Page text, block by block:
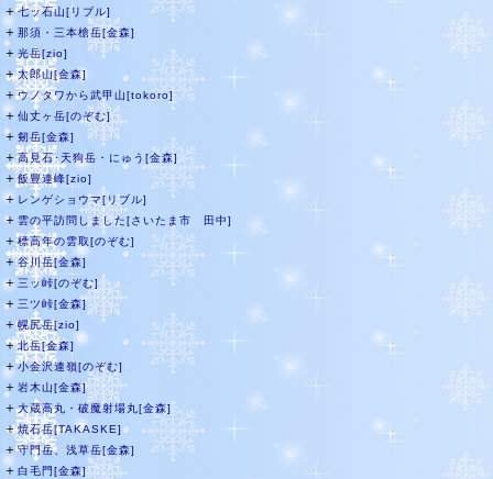
＋七ッ石山[リブル]
＋ 那須・三本槍岳[金森]
＋ 光岳[zio]
＋太郎山[金森]
＋ウノタワから武甲山[tokoro]
＋ 仙丈ヶ岳[のぞむ]
＋ 剱岳[金森]
＋高見石･天狗岳・にゅう[金森]
＋飯豊連峰[zio]
＋ レンゲショウマ[リブル]
＋ 雲の平訪問しました[さいたま市 田中]
＋標高年の雲取[のぞむ]
＋谷川岳[金森]
＋ 三ッ峠[のぞむ]
＋ 三ツ峠[金森]
＋幌尻岳[zio]
＋北岳[金森]
＋小金沢連嶺[のぞむ]
＋ 岩木山[金森]
＋大蔵高丸・破魔射場丸[金森]
＋焼石岳[TAKASKE]
＋守門岳、浅草岳[金森]
＋ 白毛門[金森]